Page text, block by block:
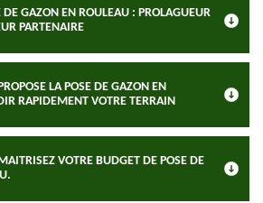
DE GAZON EN ROULEAU : PROLAGUEUR
PARTENAIRE
LA POSE DE GAZON EN
RAPIDEMENT VOTRE TERRAIN
VOTRE BUDGET DE POSE DE